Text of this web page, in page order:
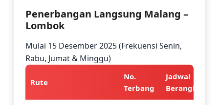
pencarian hotel, serta fasilitas check-in online.
Dengan satu aplikasi, kebutuhan perjalanan
mudah.
Penerbangan Langsung Malang –
Lombok
Mulai 15 Desember 2025 (Frekuensi Senin,
Rabu, Jumat & Minggu)
Rute
No.
Terbang
Jadwal
Berangkat